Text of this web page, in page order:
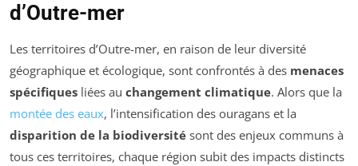
d’Outre-mer
Les territoires d’Outre-mer, en raison de leur diversité
géographique et écologique, sont confrontés à des menaces
spécifiques liées au changement climatique. Alors que la
montée des eaux, l’intensification des ouragans et la
disparition de la biodiversité sont des enjeux communs à
tous ces territoires, chaque région subit des impacts distincts